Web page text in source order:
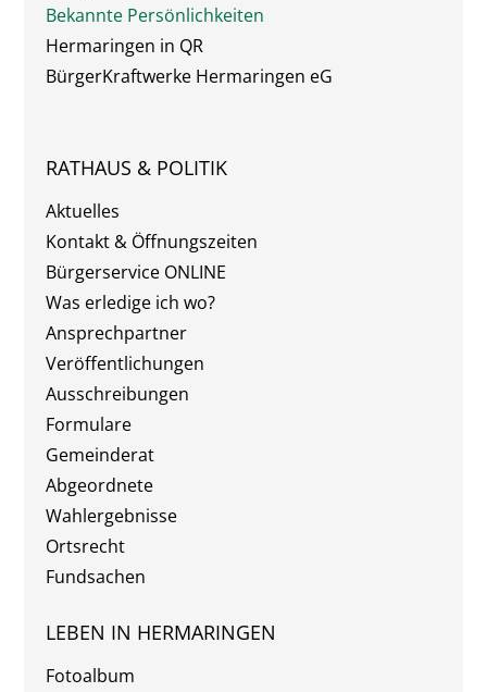
Bekannte Persönlichkeiten
Hermaringen in QR
BürgerKraftwerke Hermaringen eG
RATHAUS & POLITIK
Aktuelles
Kontakt & Öffnungszeiten
Bürgerservice ONLINE
Was erledige ich wo?
Ansprechpartner
Veröffentlichungen
Ausschreibungen
Formulare
Gemeinderat
Abgeordnete
Wahlergebnisse
Ortsrecht
Fundsachen
LEBEN IN HERMARINGEN
Fotoalbum